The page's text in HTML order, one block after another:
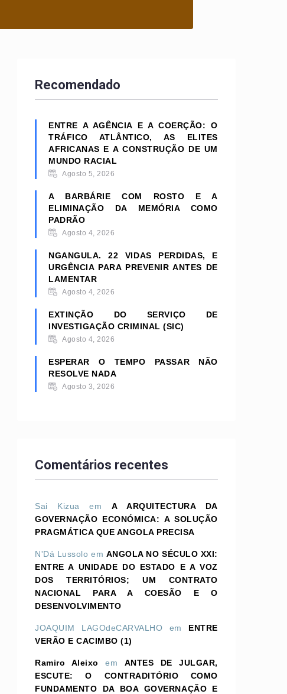
Recomendado
ENTRE A AGÊNCIA E A COERÇÃO: O
TRÁFICO ATLÂNTICO, AS ELITES
AFRICANAS E A CONSTRUÇÃO DE UM
MUNDO RACIAL
Agosto 5, 2026
A BARBÁRIE COM ROSTO E A
ELIMINAÇÃO DA MEMÓRIA COMO
PADRÃO
Agosto 4, 2026
NGANGULA. 22 VIDAS PERDIDAS, E
URGÊNCIA PARA PREVENIR ANTES DE
LAMENTAR
Agosto 4, 2026
EXTINÇÃO DO SERVIÇO DE
INVESTIGAÇÃO CRIMINAL (SIC)
Agosto 4, 2026
ESPERAR O TEMPO PASSAR NÃO
RESOLVE NADA
Agosto 3, 2026
Comentários recentes
Sai Kizua emA ARQUITECTURA DA
GOVERNAÇÃO ECONÓMICA: A SOLUÇÃO
PRAGMÁTICA QUE ANGOLA PRECISA
N'Dá Lussolo em ANGOLA NO SÉCULO XXI:
ENTRE A UNIDADE DO ESTADO E A VOZ
DOS TERRITÓRIOS; UM CONTRATO
NACIONAL PARA A COESÃO E O
DESENVOLVIMENTO
JOAQUIM LAGOdeCARVALHO em ENTRE
VERÃO E CACIMBO (1)
Ramiro Aleixo em ANTES DE JULGAR,
ESCUTE: O CONTRADITÓRIO COMO
FUNDAMENTO DA BOA GOVERNAÇÃO E